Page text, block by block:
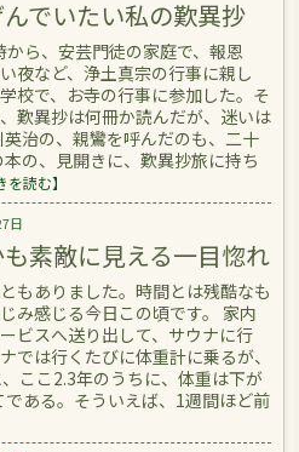
でいたい私の歎異抄
から、安芸門徒の家庭で、報恩
夜など、浄土真宗の行事に親し
校で、お寺の行事に参加した。そ
歎異抄は何冊か読んだが、迷いは
治の、親鸞を呼んだのも、二十
の、見開きに、歎異抄旅に持ち
を読む】
日
素敵に見える一目惚れ
もありました。時間とは残酷なも
み感じる今日この頃です。 家内
ビスへ送り出して、サウナに行
では行くたびに体重計に乗るが、
ここ2.3年のうちに、体重は下が
ある。そういえば、1週間ほど前